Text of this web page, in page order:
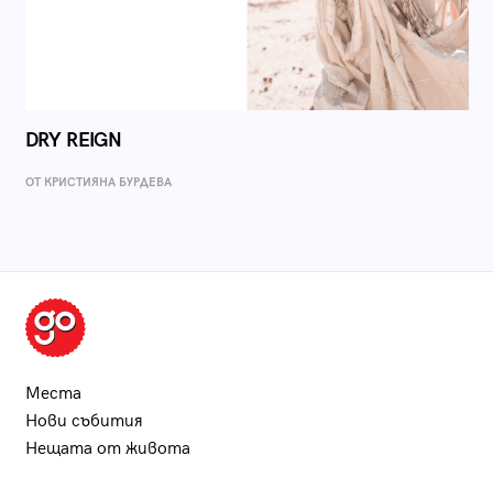
DRY REIGN
ОТ КРИСТИЯНА БУРДЕВА
Места
Нови събития
Нещата от живота